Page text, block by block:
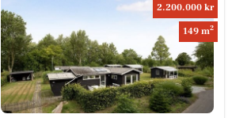
2.200.000 kr
149 m2